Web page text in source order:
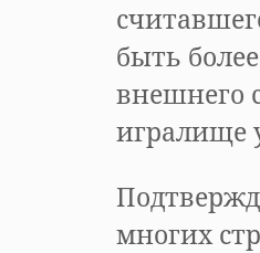
быть
внешнего
игралище
многих